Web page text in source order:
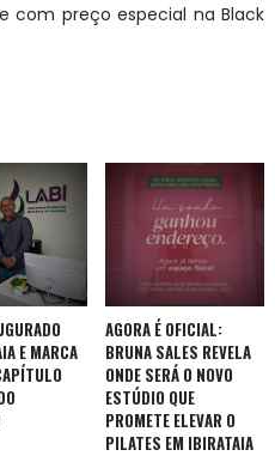
com preço especial na Black
E MARCA
AGORA É OFICIAL:
BRUNA SALES REVELA
ONDE SERÁ O NOVO
ESTÚDIO QUE
PROMETE ELEVAR O
PILATES EM IBIRATAIA